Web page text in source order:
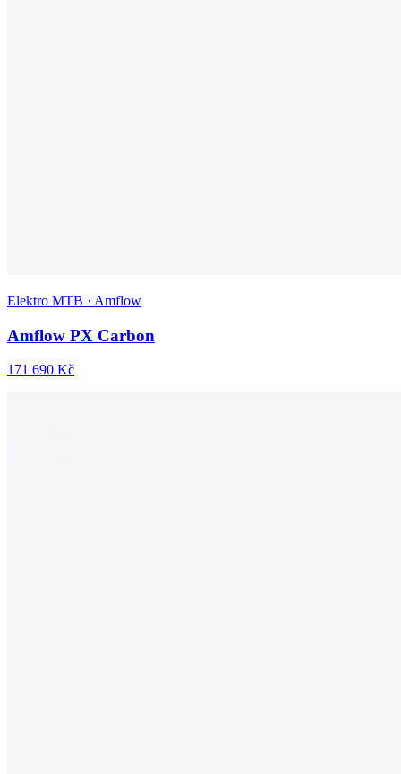
Elektro MTB · Amflow
Amflow PX Carbon
171 690 Kč